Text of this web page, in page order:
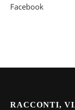
Facebook
RACCONTI,